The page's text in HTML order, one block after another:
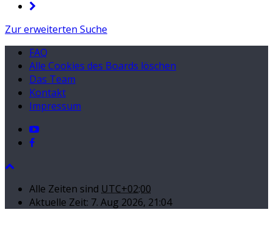
Zur erweiterten Suche
FAQ
Alle Cookies des Boards löschen
Das Team
Kontakt
Impressum
Alle Zeiten sind UTC+02:00
Aktuelle Zeit: 7. Aug 2026, 21:04